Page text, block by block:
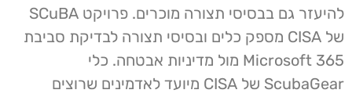
להיעזר גם בבסיסי תצורה מוכרים. פרויקט SCuBA
של CISA מספק כלים ובסיסי תצורה לבדיקת סביבת
Microsoft 365 מול מדיניות אבטחה. כלי
ScubaGear של CISA מיועד לאדמינים שרוצים